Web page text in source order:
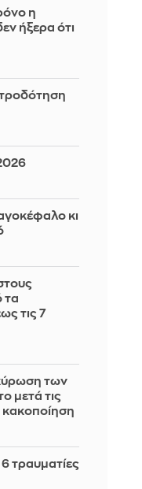
η
ήξερα ότι
κι
τα
τις 7
των
μετά τις
κακοποίηση
τραυματίες